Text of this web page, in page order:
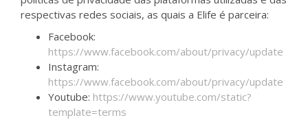
respectivas redes sociais, as quais a Elife é parceira:
Facebook:
https://www.facebook.com/about/privacy/update
Instagram:
https://www.facebook.com/about/privacy/update
Youtube: https://www.youtube.com/static?
template=terms